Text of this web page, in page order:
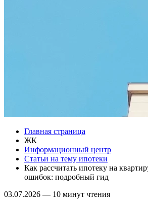
Главная страница
ЖК
Информационный центр
Статьи на тему ипотеки
Как рассчитать ипотеку на
ошибок: подробный гид
03.07.2026 — 10 минут чтения